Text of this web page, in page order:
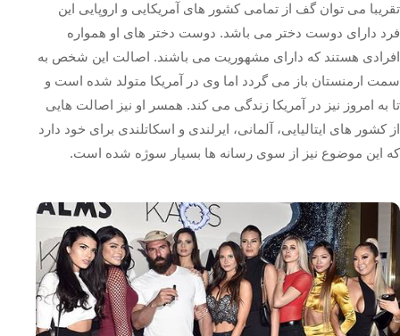
تقریبا می توان گف از تمامی کشور های آمریکایی و اروپایی این
فرد دارای دوست دختر می باشد. دوست دختر های او همواره
افرادی هستند که دارای مشهوریت می باشند. اصالت این شخص به
سمت ارمنستان باز می گردد اما وی در آمریکا متولد شده است و
تا به امروز نیز در آمریکا زندگی می کند. همسر او نیز اصالت هایی
از کشور های ایتالیایی، آلمانی، ایرلندی و اسکاتلندی برای خود دارد
که این موضوع نیز از سوی رسانه ها بسیار سوژه شده است.